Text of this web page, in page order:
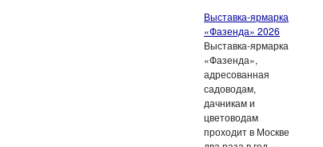
Выставка-ярмарка
«Фазенда» 2026
Выставка-ярмарка
«Фазенда»,
адресованная
садоводам,
дачникам и
цветоводам
проходит в Москве